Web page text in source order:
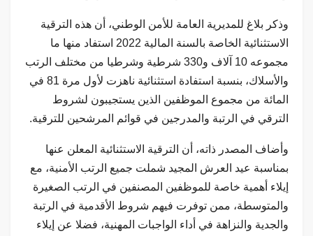
وذكر بلاغ للمديرية العامة للأمن الوطني، أن هذه الترقية
الاستثنائية الخاصة بالسنة المالية 2022 استفاد منها ما
مجموعه 10 آلاف و330 شرطية وشرطيا من مختلف الرتب
والأسلاك، بنسبة استفادة استثنائية ناهزت لأول مرة 81 في
المائة من مجموع الموظفين الذين يستجيبون لشروط
الترقي في الرتبة والمدرجين في قوائم المرشحين للترقية.
وأضاف المصدر ذاته، أن الترقية الاستثنائية المعلن عنها
بمناسبة عيد العرش المجيد شملت جميع الرتب الأمنية، مع
إيلاء أهمية خاصة للموظفين المصنفين في الرتب الصغيرة
والمتوسطة، ممن توفرت فيهم شروط الأقدمية في الرتبة
والجدية والنزاهة في أداء الواجبات المهنية، فضلا عن إيلاء